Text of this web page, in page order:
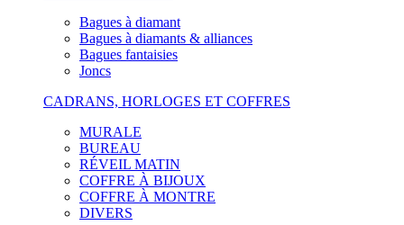
Bagues à diamant
Bagues à diamants & alliances
Bagues fantaisies
Joncs
CADRANS, HORLOGES ET COFFRES
MURALE
BUREAU
RÉVEIL MATIN
COFFRE À BIJOUX
COFFRE À MONTRE
DIVERS